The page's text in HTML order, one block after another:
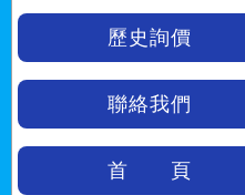
歷史詢價
聯絡我們
首 頁